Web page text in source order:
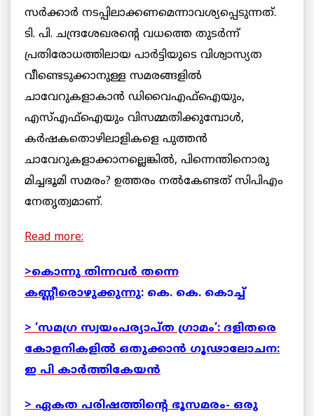
സര്‍ക്കാര്‍ നടപ്പിലാക്കണമെന്നാവശ്യപ്പെടുന്നത്.
ടി. പി. ചന്ദ്രശേഖരന്റെ വധത്തെ തുടര്‍ന്ന്
പ്രതിരോധത്തിലായ പാര്‍ട്ടിയുടെ വിശ്വാസ്യത
വീണ്ടെടുക്കാനുള്ള സമരങ്ങളില്‍
ചാവേറുകളാകാന്‍ ഡിവൈഎഫ്ഐയും,
എസ്എഫ്ഐയും വിസമ്മതിക്കുമ്പോള്‍,
കര്‍ഷകതൊഴിലാളികളെ പുത്തന്‍
ചാവേറുകളാക്കാനല്ലെങ്കില്‍, പിന്നെന്തിനൊരു
മിച്ചഭൂമി സമരം? ഉത്തരം നല്‍കേണ്ടത് സിപിഎം
നേതൃത്വമാണ്.
Read more:
>കൊന്നു തിന്നവര്‍ തന്നെ
കണ്ണീരൊഴുക്കുന്നു: കെ. കെ. കൊച്ച്
> ‘സമഗ്ര സ്വയംപര്യാപ്ത ഗ്രാമം’: ദളിതരെ
കോളനികളില്‍ ഒതുക്കാന്‍ ഗൂഢാലോചന:
ഇ പി കാര്‍ത്തികേയന്‍
> ഏകത പരിഷത്തിന്റെ ഭൂസമരം- ഒരു